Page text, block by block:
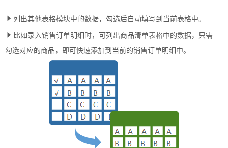
列出其他表格模块中的数据，勾选后自动填写到当前表格中。
比如录入销售订单明细时，可列出商品清单表格中的数据，只需
勾选对应的商品，即可快速添加到当前的销售订单明细中。